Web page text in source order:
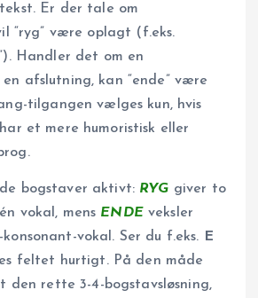
Er der tale om
“ryg” være oplagt (f.eks.
Handler det om en
afslutning, kan “ende” være
tilgangen vælges kun, hvis
et mere humoristisk eller
bogstaver aktivt: RYG giver to
vokal, mens ENDEveksler
vokal. Ser du f.eks.
E
feltet hurtigt. På den måde
den rette 3-4-bogstavsløsning,